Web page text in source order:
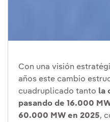
Con una visión
años este cambio
cuadruplicado tanto la
pasando de 16.000
60.000 MW en 2025,